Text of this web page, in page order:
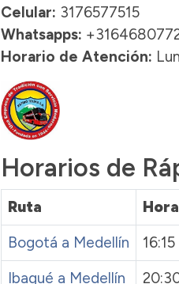
Celular: 3176577515
Whatsapps:
Horario de Atención:
Horarios de
Ruta
Bogotá a Medellín
Ibagué a Medellín